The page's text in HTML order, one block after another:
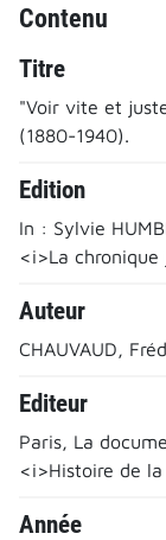
Contenu
Titre
"Voir vite et
(1880-1940).
Edition
In : Sylvie
<i>La
Auteur
CHAUVAUD,
Editeur
Paris, La
<i>Histoire de
Année